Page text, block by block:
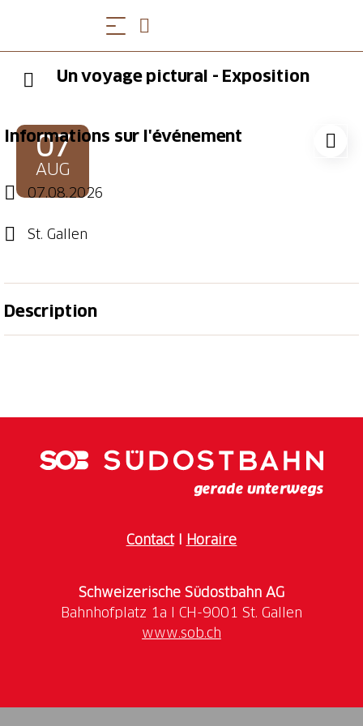
Un voyage pictural - Exposition
07
AUG
Informations sur l'événement
07.08.2026
St. Gallen
Description
des sens. L’artiste suisse Corinne Weidmann a saisi
la Südostbahn (SOB). À travers 25 œuvres
expressives, ce voyage pictural nous mène du viaduc
historique de la Sitter aux vastes plaines de l’Aar et
savourer une cuisine de qualité et laissez-vous
inspirer par l’alliance de la mobilité, de l’histoire et
de l’art contemporain.
ContactI Horaire
Schweizerische Südostbahn AG
www.sob.ch